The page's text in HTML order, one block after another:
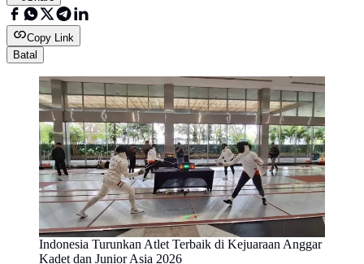
Copy Link
Batal
Indonesia Turunkan Atlet Terbaik di Kejuaraan Anggar
Kadet dan Junior Asia 2026